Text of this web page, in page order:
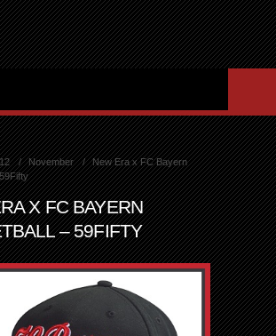
November
New Era x FC Bayern
X FC BAYERN
– 59FIFTY